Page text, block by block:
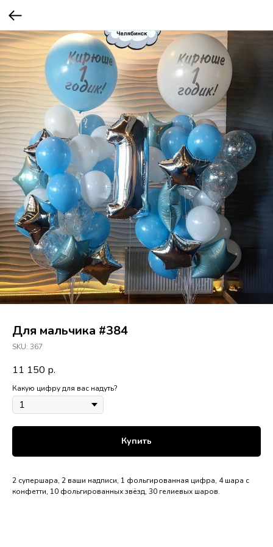
Для мальчика #384
SKU: 367
11 150 р.
Какую цифру для вас надуть?
Купить
2 супершара, 2 ваши надписи, 1 фольгированная цифра, 4 шара с
конфетти, 10 фольгированных звёзд, 30 гелиевых шаров.